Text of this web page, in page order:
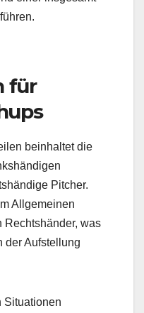
für
beinhaltet die
Pitcher.
Allgemeinen
Rechtshänder, was
der Aufstellung
Situationen